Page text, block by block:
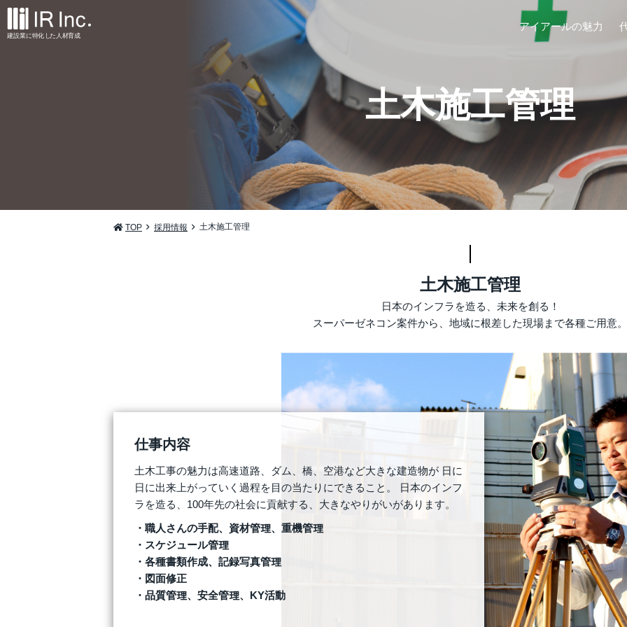
建設業に特化 した 人材育成
アイアールの魅力
土木施工管理
TOP 採用情報 土木施工管理
土木施工管理
日本のインフラを造る、未来を創る！
スーパーゼネコン案件から、地域に根差した現場まで各種ご用意。
仕事内容
土木工事の魅力は高速道路、ダム、橋、空港など大きな建造物が 日に
日に出来上がっていく過程を目の当たりにできること。 日本のインフ
ラを造る、100年先の社会に貢献する、大きなやりがいがあります。
職人さんの手配、資材管理、重機管理
スケジュール管理
各種書類作成、記録写真管理
図面修正
品質管理、安全管理、KY活動